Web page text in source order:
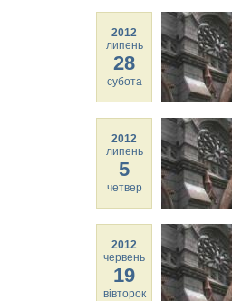
2012
липень
28
субота
2012
липень
5
четвер
2012
червень
19
вівторок